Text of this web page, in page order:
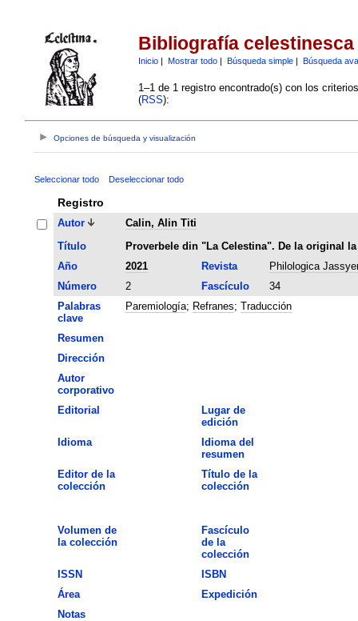
Bibliografía celestinesca
Inicio| Mostrar todo| Búsqueda simple| Búsqueda
1–1 de 1 registro encontrado(s) con los
(RSS):
Opciones de búsqueda y visualización
Seleccionar todo Deseleccionar todo
Registro
Autor
Calin, Alin Titi
Título
Proverbele din "La Celestina". De la original
Año
2021 Revista
Philologica
Número
2 Fascículo
34
Palabras
clave
Paremiología; Refranes; Traducción
Resumen
Dirección
Autor
corporativo
Editorial
Lugar de
edición
Idioma
Idioma del
resumen
Editor de la
colección
Título de la
colección
Volumen de
la colección
Fascículo
de la
colección
ISSN
ISBN
Área
Expedición
Notas